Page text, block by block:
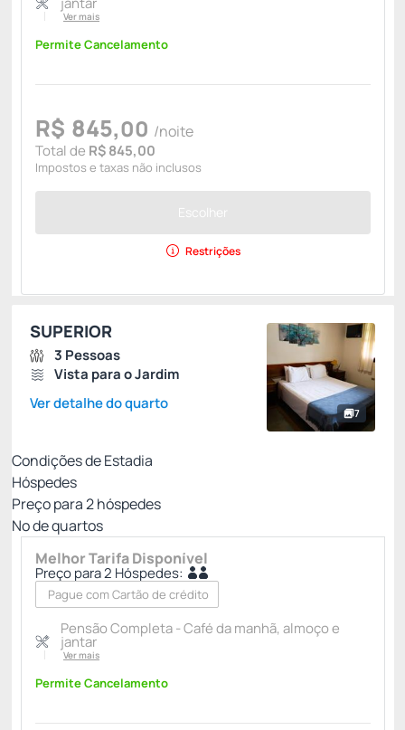
Ver mais
Permite Cancelamento
R$ 845,00 /noite
Total de R$ 845,00
Impostos e taxas não inclusos
Escolher
Restrições
7
SUPERIOR
3 Pessoas
Vista para o Jardim
Ver detalhe do quarto
Condições de Estadia
Hóspedes
Preço para2hóspedes
Nº de quartos
Melhor Tarifa Disponível
Preço para 2 Hóspedes:
Pague com Cartão de crédito
Pensão Completa - Café da manhã, almoço e
jantar
Ver mais
Permite Cancelamento